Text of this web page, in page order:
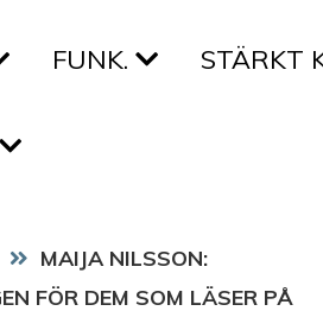
FUNK. STÄRKT
MAIJA NILSSON:
FÖR DEM SOM LÄSER PÅ